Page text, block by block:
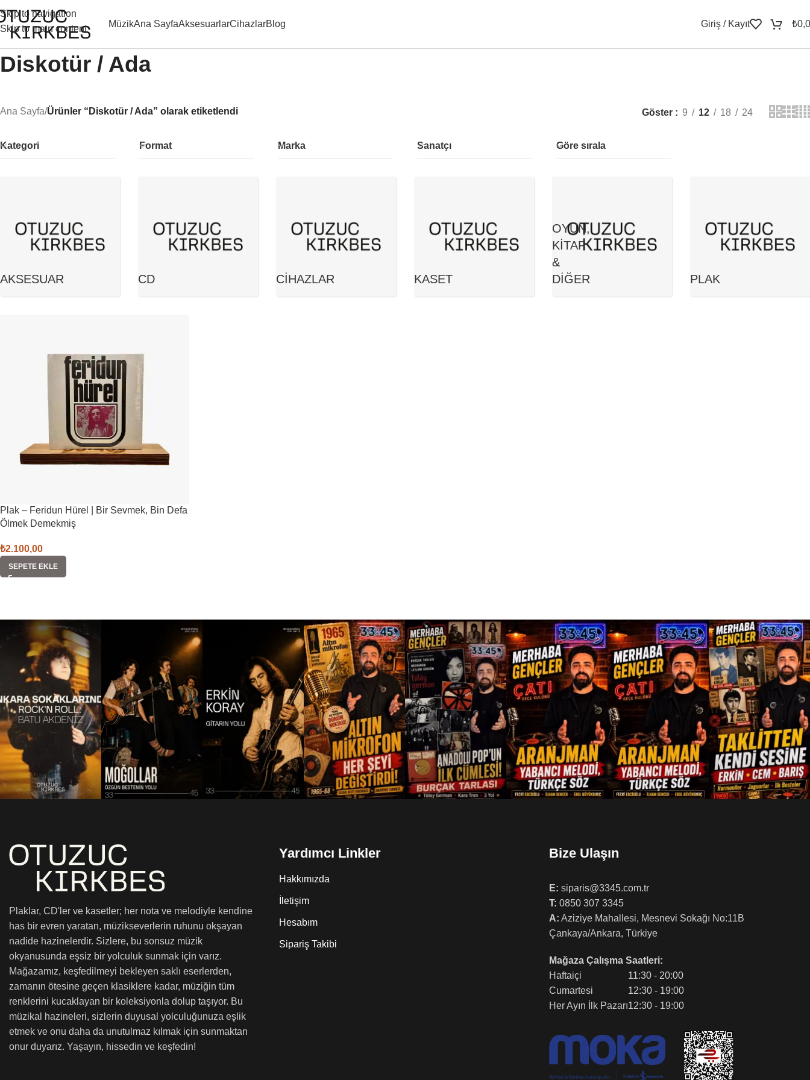
Skip to navigation
Skip to main content
MüzikAna SayfaAksesuarlarCihazlarBlog Giriş / Kayıt ₺
Diskotür / Ada
Ana Sayfa/Ürünler “Diskotür / Ada” olarak etiketlendi Göster 9 12 18 24
Kategori Format Marka Sanatçı Göre sırala
AKSESUAR CD CIHAZLAR KASET
OYUN,
KITAP
&
DIĞER
PLAK
Plak – Feridun Hürel | Bir Sevmek, Bin Defa
Ölmek Demekmiş
₺2.100,00
SEPETE EKLE
Plaklar, CD'ler ve kasetler; her nota ve melodiyle kendine
has bir evren yaratan, müzikseverlerin ruhunu okşayan
nadide hazinelerdir. Sizlere, bu sonsuz müzik
okyanusunda eşsiz bir yolculuk sunmak için varız.
Mağazamız, keşfedilmeyi bekleyen saklı eserlerden,
zamanın ötesine geçen klasiklere kadar, müziğin tüm
renklerini kucaklayan bir koleksiyonla dolup taşıyor. Bu
müzikal hazineleri, sizlerin duyusal yolculuğunuza eşlik
etmek ve onu daha da unutulmaz kılmak için sunmaktan
onur duyarız. Yaşayın, hissedin ve keşfedin!
Yardımcı Linkler
Hakkımızda
İletişim
Hesabım
Sipariş Takibi
Bize Ulaşın
E: siparis@3345.com.tr
T: 0850 307 3345
A: Aziziye Mahallesi, Mesnevi Sokağı No:11B
Çankaya/Ankara, Türkiye
Mağaza Çalışma Saatleri:
Haftaiçi
Cumartesi
Her Ayın İlk Pazarı
11:30 - 20:00
12:30 - 19:00
12:30 - 19:00